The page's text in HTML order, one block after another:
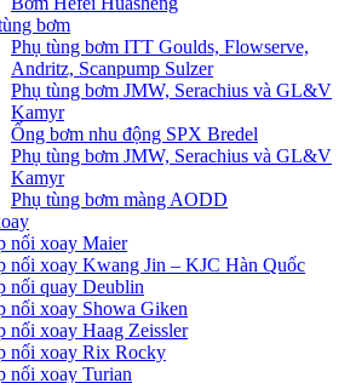
bơm
Phụ tùng bơm ITT Goulds, Flowserve,
Andritz, Scanpump Sulzer
Phụ tùng bơm JMW, Serachius và GL&V
Kamyr
Ống bơm nhu động SPX Bredel
Phụ tùng bơm JMW, Serachius và GL&V
Kamyr
Phụ tùng bơm màng AODD
nối xoay Maier
nối xoay Kwang Jin – KJC Hàn Quốc
nối quay Deublin
nối xoay Showa Giken
nối xoay Haag Zeissler
nối xoay Rix Rocky
nối xoay Turian